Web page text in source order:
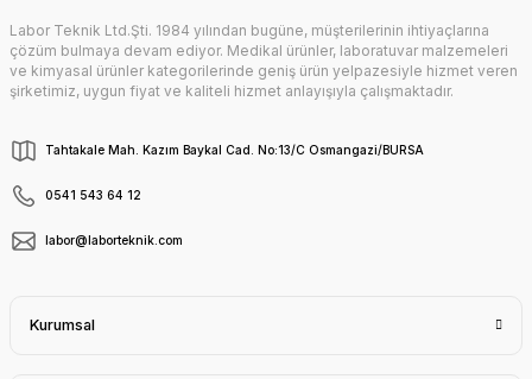
Labor Teknik Ltd.Şti. 1984 yılından bugüne, müşterilerinin ihtiyaçlarına
çözüm bulmaya devam ediyor. Medikal ürünler, laboratuvar malzemeleri
ve kimyasal ürünler kategorilerinde geniş ürün yelpazesiyle hizmet veren
şirketimiz, uygun fiyat ve kaliteli hizmet anlayışıyla çalışmaktadır.
Tahtakale Mah. Kazım Baykal Cad. No:13/C Osmangazi/BURSA
0541 543 64 12
labor@laborteknik.com
Kurumsal